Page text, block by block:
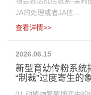
JA的处理或者JA信...
查看详情>>
2026.06.15
新型育幼传粉系统
“制裁”过度寄生的